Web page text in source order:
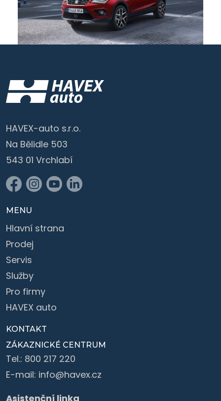
HAVEX-auto s.r.o.
Na Bělidle 503
543 01 Vrchlabí
MENU
Hlavní strana
Prodej
Servis
Služby
Pro firmy
HAVEX auto
KONTAKT
ZÁKAZNICKÉ CENTRUM
Tel.: 800 217 220
E-mail: info@havex.cz
Asistenční linka